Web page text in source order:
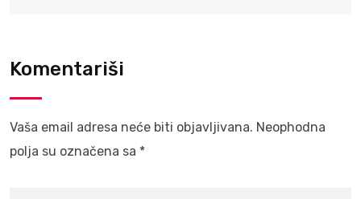
Komentariši
Vaša email adresa neće biti objavljivana. Neophodna
polja su označena sa *